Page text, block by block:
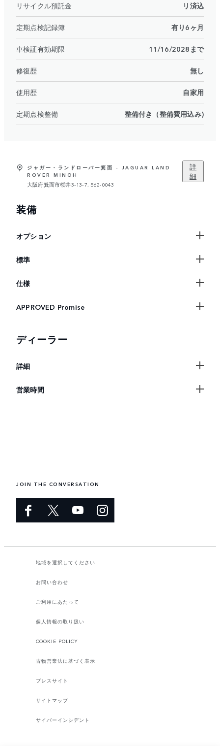
リサイクル預託金 リ済込
定期点検記録簿 有り6ヶ月
車検証有効期限 11/16/2028まで
修復歴 無し
使用歴 自家用
定期点検整備 整備付き（整備費用込み)
ジャガー・ランドローバー箕面 - JAGUAR LAND
ROVER MINOH
大阪府箕面市桜井3-13-7, 562-0043
詳
細
装備
オプション
標準
仕様
APPROVED Promise
ディーラー
詳細
営業時間
JOIN THE CONVERSATION
地域を選択してください​
お問い合わせ
ご利用にあたって
個人情報の取り扱い
COOKIE POLICY
古物営業法に基づく表示
プレスサイト
サイトマップ
サイバーインシデント